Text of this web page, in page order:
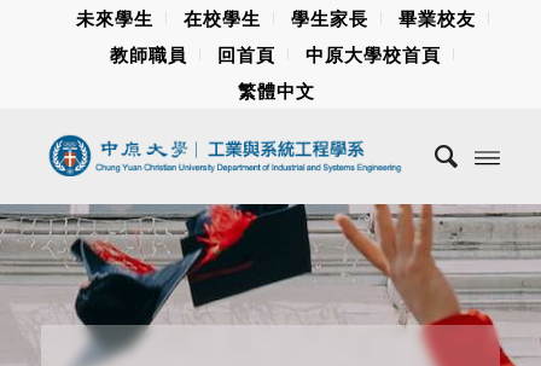
未來學生 在校學生 學生家長
畢業校友
教師職員
回首頁
中原大學校首頁
繁體中文